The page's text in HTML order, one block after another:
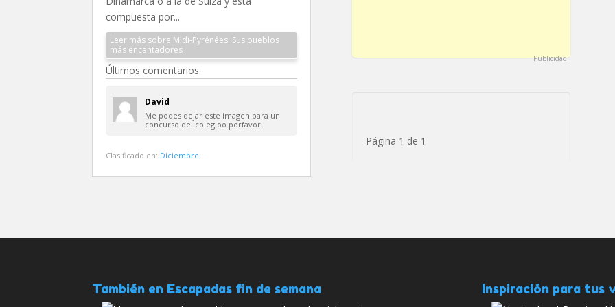
compuesta por...
Leer más sobre Midi-Pyrénées. Sus pueblos
más encantadores
Últimos comentarios
David
Me podes dejar este imagen para un
concurso del colegioo porfavor.
Clasificado en: Diciembre
Publicidad
Página 1 de 1
También en Escapadas fin de semana Inspiración para tus